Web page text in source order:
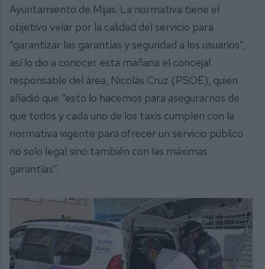
Ayuntamiento de Mijas. La normativa tiene el
objetivo velar por la calidad del servicio para
“garantizar las garantías y seguridad a los usuarios”,
así lo dio a conocer esta mañana el concejal
responsable del área, Nicolás Cruz (PSOE), quien
añadió que “esto lo hacemos para asegurarnos de
que todos y cada uno de los taxis cumplen con la
normativa vigente para ofrecer un servicio público
no solo legal sino también con las máximas
garantías”.